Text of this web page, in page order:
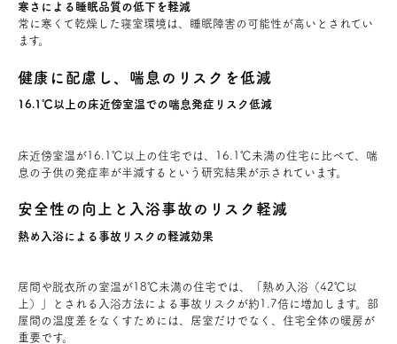
寒さによる睡眠品質の低下を軽減
常に寒くて乾燥した寝室環境は、睡眠障害の可能性が高いとされてい
ます。
健康に配慮し、喘息のリスクを低減
16.1℃以上の床近傍室温での喘息発症リスク低減
床近傍室温が16.1℃以上の住宅では、16.1℃未満の住宅に比べて、喘
息の子供の発症率が半減するという研究結果が示されています。
安全性の向上と入浴事故のリスク軽減
熱め入浴による事故リスクの軽減効果
居間や脱衣所の室温が18℃未満の住宅では、「熱め入浴（42℃以
上）」とされる入浴方法による事故リスクが約1.7倍に増加します。部
屋間の温度差をなくすためには、居室だけでなく、住宅全体の暖房が
重要です。